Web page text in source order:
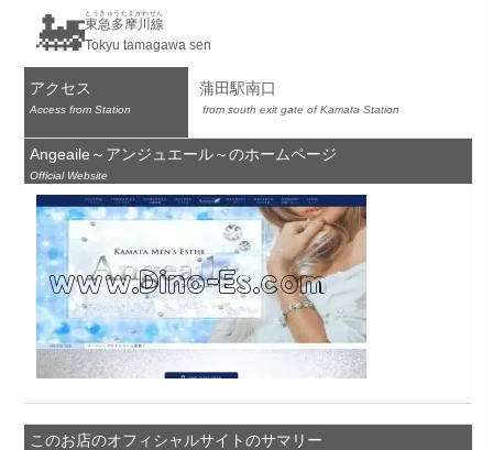
🚂東急多摩川線
とうきゅうたまがわせん
Tokyu tamagawa sen
アクセス
Access from Station
蒲田駅南口
from south exit gate of Kamata Station
Angeaile～アンジュエール～のホームページ
Official Website
このお店のオフィシャルサイトのサマリー